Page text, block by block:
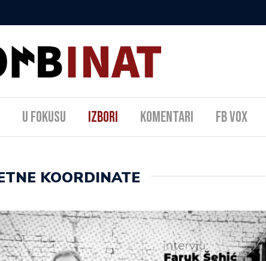
U fokusu Izbori Komentari FB Vox
KOORDINATE